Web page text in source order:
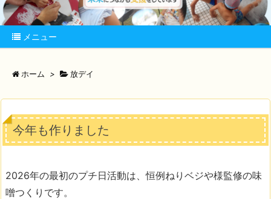
メニュー
ホーム > 放デイ
今年も作りました
2026年の最初のプチ日活動は、恒例ねりベジや様監修の味
噌つくりです。